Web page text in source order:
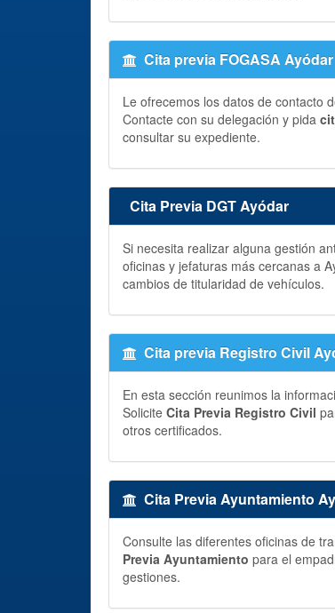
Cita previa FOGASA Ayódar
Le ofrecemos los datos de contacto
Contacte con su delegación y pida
consultar su expediente.
Cita Previa DGT Ayódar
Si necesita realizar alguna gestión
oficinas y jefaturas más cercanas a
cambios de titularidad de vehículos.
Cita previa Registro Civil
En esta sección reunimos la
Solicite Cita Previa Registro Civil
otros certificados.
Cita Previa Ayuntamiento
Consulte las diferentes oficinas de
Previa Ayuntamiento para el
gestiones.